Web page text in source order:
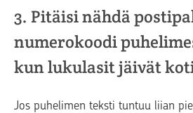
3. Pitäisi nähdä
numerokoodi
kun lukulasit jäivät
Jos puhelimen teksti tuntuu liian